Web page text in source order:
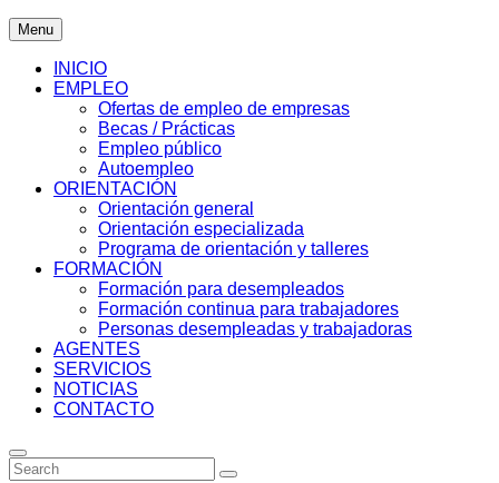
Menu
INICIO
EMPLEO
Ofertas de empleo de empresas
Becas / Prácticas
Empleo público
Autoempleo
ORIENTACIÓN
Orientación general
Orientación especializada
Programa de orientación y talleres
FORMACIÓN
Formación para desempleados
Formación continua para trabajadores
Personas desempleadas y trabajadoras
AGENTES
SERVICIOS
NOTICIAS
CONTACTO